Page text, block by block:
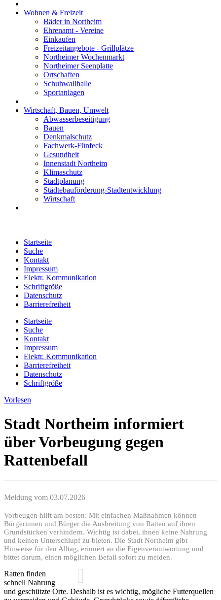
Wohnen & Freizeit
Bäder in Northeim
Ehrenamt - Vereine
Einkaufen
Freizeitangebote - Grillplätze
Northeimer Wochenmarkt
Northeimer Seenplatte
Ortschaften
Schuhwallhalle
Sportanlagen
Wirtschaft, Bauen, Umwelt
Abwasserbeseitigung
Bauen
Denkmalschutz
Fachwerk-Fünfeck
Gesundheit
Innenstadt Northeim
Klimaschutz
Stadtplanung
Städtebauförderung-Stadtentwicklung
Wirtschaft
Startseite
Suche
Kontakt
Impressum
Elektr. Kommunikation
Schriftgröße
Datenschutz
Barrierefreiheit
Startseite
Suche
Kontakt
Impressum
Elektr. Kommunikation
Barrierefreiheit
Datenschutz
Schriftgröße
Vorlesen
Stadt Northeim informiert
über Vorbeugung gegen
Rattenbefall
Meldung vom 03.07.2026
Vorbeugen hilft am besten: Mit einfachen Maßnahmen können
Bürgerinnen und Bürger die Ausbreitung von Ratten auf ihren
Grundstücken verhindern. Wichtig ist dabei, ihnen keine Nahrung
und keinen Unterschlupf zu bieten. Die Stadt Northeim gibt
Hinweise für den Alltag, erinnert an die Eigenverantwortung und
bittet darum, einen möglichen Befall sofort zu melden.
Ratten finden
schnell Nahrung
und geschützte Orte. Deshalb ist es wichtig, mögliche Futterquellen